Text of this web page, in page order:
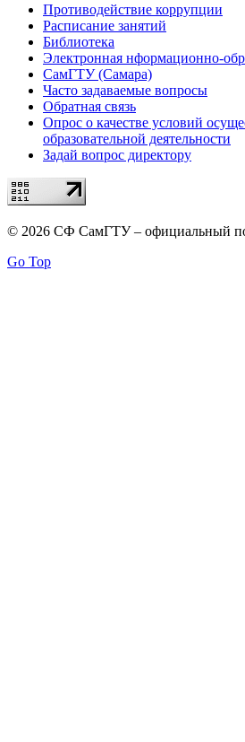
Противодействие коррупции
Расписание занятий
Библиотека
Электронная нформационно-
СамГТУ (Самара)
Часто задаваемые вопросы
Обратная связь
Опрос о качестве условий
образовательной деятельности
Задай вопрос директору
© 2026 СФ СамГТУ – официальный
Go Top